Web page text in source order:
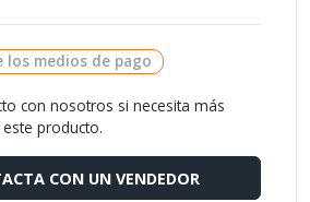
los medios de pago
con nosotros si necesita más
producto.
CON UN VENDEDOR